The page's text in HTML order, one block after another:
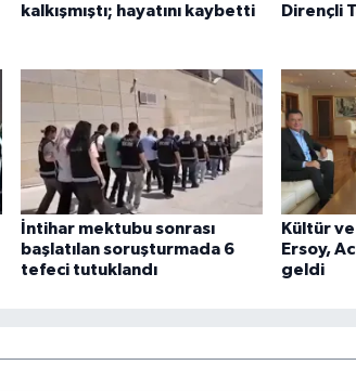
kalkışmıştı; hayatını kaybetti
Dirençli
İntihar mektubu sonrası
başlatılan soruşturmada 6
tefeci tutuklandı
Kültür
Ersoy,
geldi